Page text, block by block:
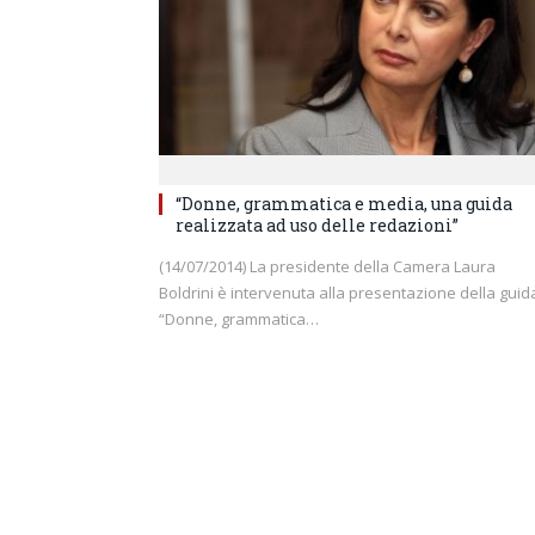
“Donne, grammatica e media, una guida
realizzata ad uso delle redazioni”
(14/07/2014) La presidente della Camera Laura
Boldrini è intervenuta alla presentazione della
“Donne, grammatica…